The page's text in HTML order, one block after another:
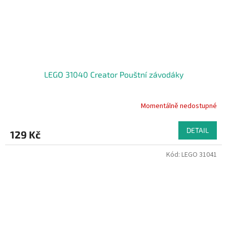
LEGO 31040 Creator Pouštní závodáky
Momentálně nedostupné
129 Kč DETAIL
Kód: LEGO 31041